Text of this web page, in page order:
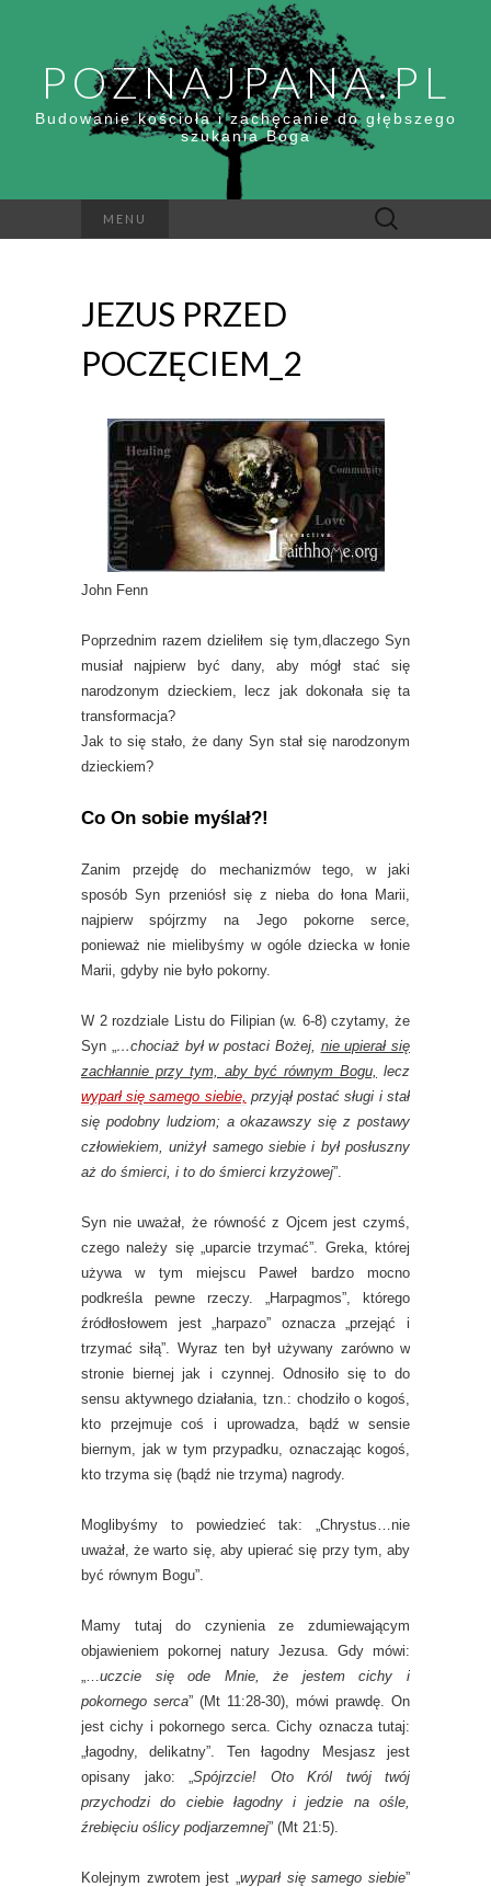
POZNAJPANA.PL
Budowanie kościoła i zachęcanie do głębszego
szukania Boga
MENU Szukaj:
JEZUS PRZED
POCZĘCIEM_2
John Fenn
Poprzednim razem dzieliłem się tym,dlaczego Syn
musiał najpierw być dany, aby mógł stać się
narodzonym dzieckiem, lecz jak dokonała się ta
transformacja?
Jak to się stało, że dany Syn stał się narodzonym
dzieckiem?
Co On sobie myślał?!
Zanim przejdę do mechanizmów tego, w jaki
sposób Syn przeniósł się z nieba do łona Marii,
najpierw spójrzmy na Jego pokorne serce,
ponieważ nie mielibyśmy w ogóle dziecka w łonie
Marii, gdyby nie było pokorny.
W 2 rozdziale Listu do Filipian (w. 6-8) czytamy, że
Syn „…chociaż był w postaci Bożej, nie upierał się
zachłannie przy tym, aby być równym Bogu, lecz
wyparł się samego siebie, przyjął postać sługi i stał
się podobny ludziom; a okazawszy się z postawy
człowiekiem, uniżył samego siebie i był posłuszny
aż do śmierci, i to do śmierci krzyżowej”.
Syn nie uważał, że równość z Ojcem jest czymś,
czego należy się „uparcie trzymać”. Greka, której
używa w tym miejscu Paweł bardzo mocno
podkreśla pewne rzeczy. „Harpagmos”, którego
źródłosłowem jest „harpazo” oznacza „przejąć i
trzymać siłą”. Wyraz ten był używany zarówno w
stronie biernej jak i czynnej. Odnosiło się to do
sensu aktywnego działania, tzn.: chodziło o kogoś,
kto przejmuje coś i uprowadza, bądź w sensie
biernym, jak w tym przypadku, oznaczając kogoś,
kto trzyma się (bądź nie trzyma) nagrody.
Moglibyśmy to powiedzieć tak: „Chrystus…nie
uważał, że warto się, aby upierać się przy tym, aby
być równym Bogu”.
Mamy tutaj do czynienia ze zdumiewającym
objawieniem pokornej natury Jezusa. Gdy mówi:
„…uczcie się ode Mnie, że jestem cichy i
pokornego serca” (Mt 11:28-30), mówi prawdę. On
jest cichy i pokornego serca. Cichy oznacza tutaj:
„łagodny, delikatny”. Ten łagodny Mesjasz jest
opisany jako: „Spójrzcie! Oto Król twój twój
przychodzi do ciebie łagodny i jedzie na ośle,
źrebięciu oślicy podjarzemnej” (Mt 21:5).
Kolejnym zwrotem jest „wyparł się samego siebie”